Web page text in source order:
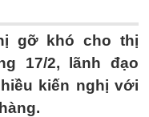
gỡ khó cho thị
17/2, lãnh đạo
kiến nghị với